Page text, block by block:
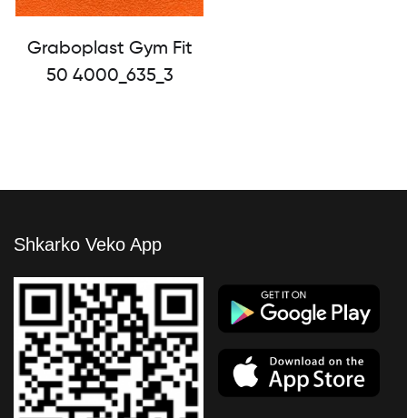
Graboplast Gym Fit
50 4000_635_3
Shkarko Veko App